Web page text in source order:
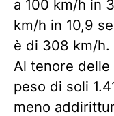
a 100 km/h in
km/h in 10,9
è di 308 km/h.
Al tenore
peso di soli
meno